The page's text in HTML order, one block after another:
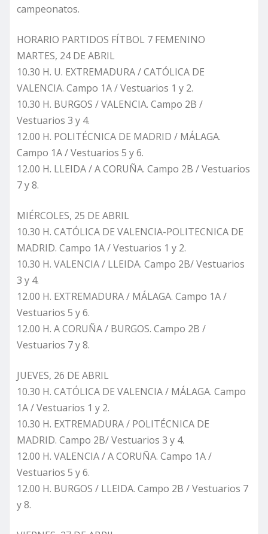
campeonatos.
HORARIO PARTIDOS FÍTBOL 7 FEMENINO
MARTES, 24 DE ABRIL
10.30 H. U. EXTREMADURA / CATÓLICA DE
VALENCIA. Campo 1A / Vestuarios 1 y 2.
10.30 H. BURGOS / VALENCIA. Campo 2B /
Vestuarios 3 y 4.
12.00 H. POLITÉCNICA DE MADRID / MÁLAGA.
Campo 1A / Vestuarios 5 y 6.
12.00 H. LLEIDA / A CORUÑA. Campo 2B / Vestuarios
7 y 8.
MIÉRCOLES, 25 DE ABRIL
10.30 H. CATÓLICA DE VALENCIA-POLITECNICA DE
MADRID. Campo 1A / Vestuarios 1 y 2.
10.30 H. VALENCIA / LLEIDA. Campo 2B/ Vestuarios
3 y 4.
12.00 H. EXTREMADURA / MÁLAGA. Campo 1A /
Vestuarios 5 y 6.
12.00 H. A CORUÑA / BURGOS. Campo 2B /
Vestuarios 7 y 8.
JUEVES, 26 DE ABRIL
10.30 H. CATÓLICA DE VALENCIA / MÁLAGA. Campo
1A / Vestuarios 1 y 2.
10.30 H. EXTREMADURA / POLITÉCNICA DE
MADRID. Campo 2B/ Vestuarios 3 y 4.
12.00 H. VALENCIA / A CORUÑA. Campo 1A /
Vestuarios 5 y 6.
12.00 H. BURGOS / LLEIDA. Campo 2B / Vestuarios 7
y 8.